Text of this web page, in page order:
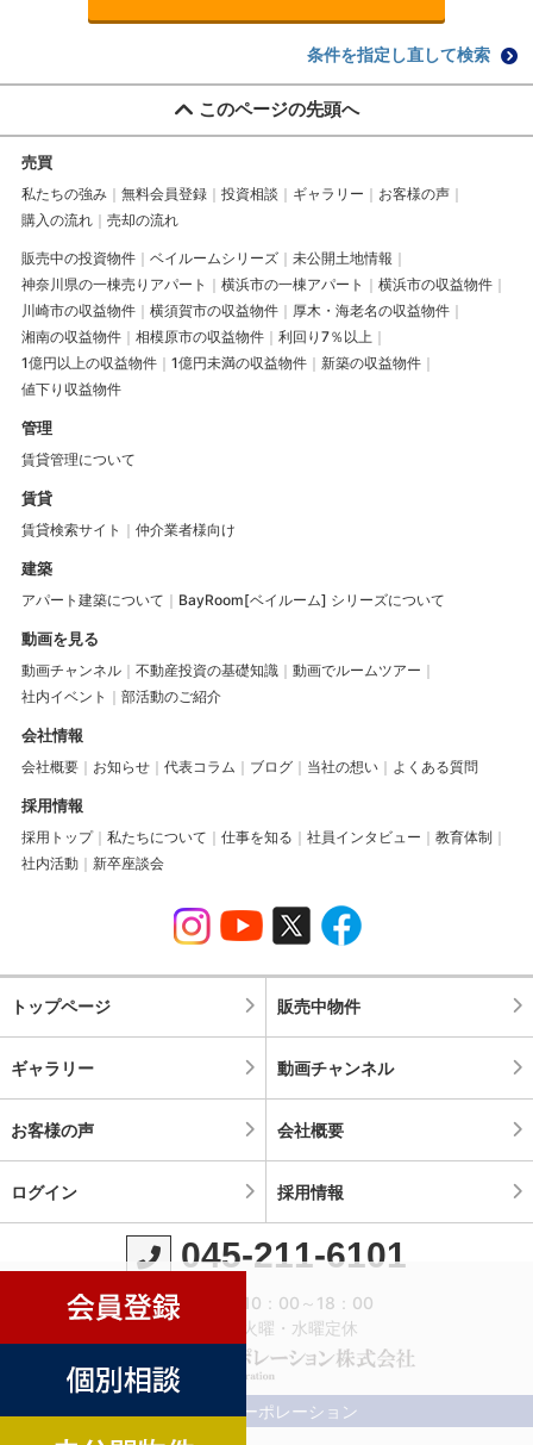
条件を指定し直して検索
このページの先頭へ
売買
私たちの強み 無料会員登録 投資相談 ギャラリー
お客様の声
購入の流れ
売却の流れ
販売中の投資物件 ベイルームシリーズ
未公開土地情報
神奈川県の一棟売りアパート
横浜市の一棟アパート
横浜市の収益物件
川崎市の収益物件
横須賀市の収益物件
厚木・海老名の収益物件
湘南の収益物件
相模原市の収益物件
利回り7％以上
1億円以上の収益物件
1億円未満の収益物件
新築の収益物件
値下り収益物件
管理
賃貸管理について
賃貸
賃貸検索サイト 仲介業者様向け
建築
アパート建築について BayRoom[ベイルーム] シリーズについて
動画を見る
動画チャンネル 不動産投資の基礎知識
動画でルームツアー
社内イベント
部活動のご紹介
会社情報
会社概要 お知らせ 代表コラム ブログ 当社の想い よくある質問
採用情報
採用トップ 私たちについて 仕事を知る 社員インタビュー
教育体制
社内活動
新卒座談会
トップページ 販売中物件
ギャラリー 動画チャンネル
お客様の声 会社概要
ログイン 採用情報
045-211-6101
営業時間：10：00～18：00
定休日：火曜・水曜定休
©横濱コーポレーション